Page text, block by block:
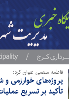
فاطمه منعمی عنوان کرد:
پروژه‌های خوارزمی و
تأکید بر تسریع